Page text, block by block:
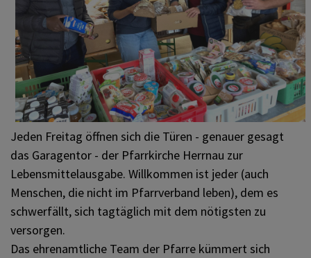
ICH MÖCHTE
INNEHALTEN
KONTAKT
Jeden Freitag öffnen sich die Türen - genauer gesagt
das Garagentor - der Pfarrkirche Herrnau zur
Lebensmittelausgabe. Willkommen ist jeder (auch
Menschen, die nicht im Pfarrverband leben), dem es
schwerfällt, sich tagtäglich mit dem nötigsten zu
versorgen.
Das ehrenamtliche Team der Pfarre kümmert sich